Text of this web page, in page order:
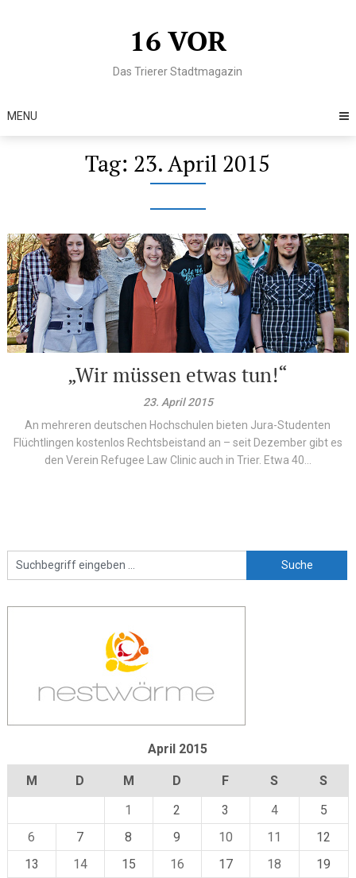
16 VOR
Das Trierer Stadtmagazin
MENU
Tag: 23. April 2015
„Wir müssen etwas tun!“
23. April 2015
An mehreren deutschen Hochschulen bieten Jura-Studenten
Flüchtlingen kostenlos Rechtsbeistand an – seit Dezember gibt es
den Verein Refugee Law Clinic auch in Trier. Etwa 40...
April 2015
M D M D F S
S
1
2 3 4
5
6
7 8 9 10 11
12
13
14 15 16 17 18
19